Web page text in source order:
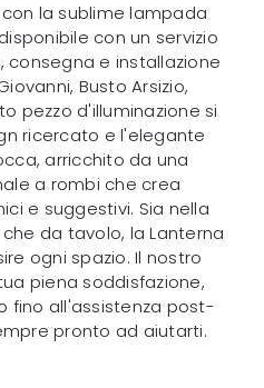
la sublime lampada
con un servizio
consegna e installazione
Busto Arsizio,
pezzo d'illuminazione si
ricercato e l'elegante
arricchito da una
a rombi che crea
e suggestivi. Sia nella
da tavolo, la Lanterna
ogni spazio. Il nostro
piena soddisfazione,
fino all'assistenza post-
pronto ad aiutarti.